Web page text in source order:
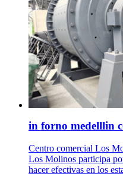
in forno medelllin
Centro comercial Los
Los Molinos participa
hacer efectivas en los